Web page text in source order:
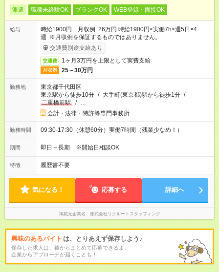
派遣 職種未経験OK ブランクOK WEB登録・面接OK
給与
時給1900円 月収例 26万円 時給1900円×実働7h×週5日×4
週 ※月収例を保証するものではありません。
交通費別途支給あり
交通費 1ヶ月3万円を上限として実費支給
月収例 25～30万円
勤務地
東京都千代田区
東京駅から徒歩10分 / 大手町(東京都)駅から徒歩1分 /
二重橋前駅
/ …
会計・法律・特許等専門事務所
勤務時間 09:30-17:30（休憩60分）実働7時間（残業少なめ！）
期間 即日～長期 ※開始日相談OK
特徴 履歴書不要
気になる！ 応募する 詳細へ
掲載元企業名 株式会社リクルートスタッフィング
興味のあるバイト は、とりあえず保存しよう♪
保存した求人は、後からまとめて応募できるよ。
企業からアプローチが届くことも！